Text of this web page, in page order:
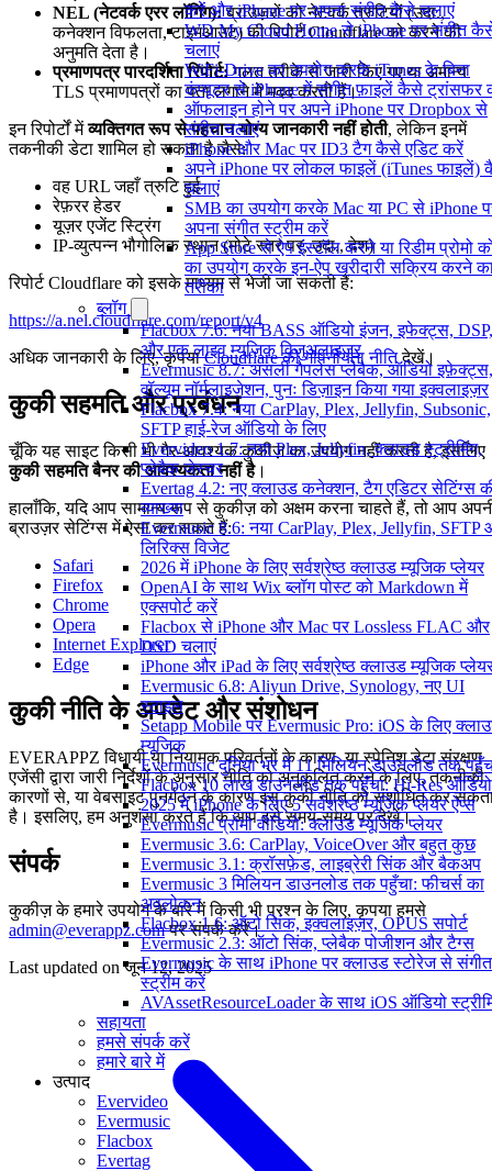
करें और iPhone पर अपना संगीत कैसे चलाएं
WD My Cloud Home से iPhone पर संगीत
चलाएं
WiFi-Drive का उपयोग करके iTunes के बिना
कंप्यूटर से iPhone में संगीत फ़ाइलें कैसे ट्रांसफर
ऑफलाइन होने पर अपने iPhone पर Dropbox से
संगीत चलाएं
iPhone और Mac पर ID3 टैग कैसे एडिट करें
अपने iPhone पर लोकल फाइलें (iTunes फाइलें)
चलाएं
SMB का उपयोग करके Mac या PC से iPhone
अपना संगीत स्ट्रीम करें
App Store से ऐप इंस्टॉल करने या रिडीम प्रोमो
का उपयोग करके इन-ऐप खरीदारी सक्रिय करने
तरीका
ब्लॉग
Flacbox 7.6: नया BASS ऑडियो इंजन, इफेक्ट्स, DSP,
और एक लाइव म्यूज़िक विज़ुअलाइज़र
Evermusic 8.7: असली गैपलेस प्लेबैक, ऑडियो इफ़ेक्ट्स,
वॉल्यूम नॉर्मलाइज़ेशन, पुनः डिज़ाइन किया गया इक्वलाइज़र
Flacbox 7.4: नया CarPlay, Plex, Jellyfin, Subsonic,
SFTP हाई-रेज ऑडियो के लिए
Evervideo 1.7: नया Plex, Jellyfin, क्लाउड स्ट्रीमिंग,
प्लेबैक जेस्चर
Evertag 4.2: नए क्लाउड कनेक्शन, टैग एडिटर सेटिंग्स
व्याख्या
Evermusic 8.6: नया CarPlay, Plex, Jellyfin, SFTP
लिरिक्स विजेट
2026 में iPhone के लिए सर्वश्रेष्ठ क्लाउड म्यूजिक प्लेयर
OpenAI के साथ Wix ब्लॉग पोस्ट को Markdown में
एक्सपोर्ट करें
Flacbox से iPhone और Mac पर Lossless FLAC और
DSD चलाएं
iPhone और iPad के लिए सर्वश्रेष्ठ क्लाउड म्यूजिक
Evermusic 6.8: Aliyun Drive, Synology, नए UI
स्टाइल
Setapp Mobile पर Evermusic Pro: iOS के लिए
म्यूजिक
Evermusic दुनिया भर में 11 मिलियन डाउनलोड तक
Flacbox 10 लाख डाउनलोड तक पहुँचा: Hi-Res ऑडियो
2025 में iPhone के लिए 5 सर्वश्रेष्ठ म्यूज़िक प्लेयर ऐप्स
Evermusic प्रोमो वीडियो: क्लाउड म्यूजिक प्लेयर
Evermusic 3.6: CarPlay, VoiceOver और बहुत कुछ
Evermusic 3.1: क्रॉसफ़ेड, लाइब्रेरी सिंक और बैकअप
Evermusic 3 मिलियन डाउनलोड तक पहुँचा: फीचर्स का
अवलोकन
Flacbox 1.6: ऑटो सिंक, इक्वलाइज़र, OPUS सपोर्ट
Evermusic 2.3: ऑटो सिंक, प्लेबैक पोजीशन और टैग्स
Evermusic के साथ iPhone पर क्लाउड स्टोरेज से संगीत
स्ट्रीम करें
AVAssetResourceLoader के साथ iOS ऑडियो
सहायता
हमसे संपर्क करें
हमारे बारे में
उत्पाद
Evervideo
Evermusic
Flacbox
Evertag
NEL (नेटवर्क एरर लॉगिंग):ब्राउज़रों को नेटवर्क त्रुटियों (उदा.,
कनेक्शन विफलता, टाइमआउट) की रिपोर्ट Cloudflare को करने की
अनुमति देता है।
प्रमाणपत्र पारदर्शिता रिपोर्ट:गलत तरीके से जारी किए गए या अमान्य
TLS प्रमाणपत्रों का पता लगाने में मदद करती हैं।
इन रिपोर्टों मेंव्यक्तिगत रूप से पहचान योग्य जानकारी नहीं होती, लेकिन इनमें
तकनीकी डेटा शामिल हो सकता है जैसे:
वह URL जहाँ त्रुटि हुई
रेफ़रर हेडर
यूज़र एजेंट स्ट्रिंग
IP-व्युत्पन्न भौगोलिक स्थान (मोटे स्तर पर, उदा., देश)
रिपोर्ट Cloudflare को इसके माध्यम से भेजी जा सकती हैं:
https://a.nel.cloudflare.com/report/v4
अधिक जानकारी के लिए, कृपयाCloudflare की गोपनीयता नीतिदेखें।
कुकी सहमति और प्रबंधन
चूँकि यह साइट किसी भी गैर-आवश्यक कुकीज़ का उपयोग नहीं करती है, इसलिए
कुकी सहमति बैनर की आवश्यकता नहीं है।
हालाँकि, यदि आप सामान्य रूप से कुकीज़ को अक्षम करना चाहते हैं, तो आप
ब्राउज़र सेटिंग्स में ऐसा कर सकते हैं:
Safari
Firefox
Chrome
Opera
Internet Explorer
Edge
कुकी नीति के अपडेट और संशोधन
EVERAPPZ विधायी या नियामक परिवर्तनों के कारण, या स्पेनिश डेटा संरक्षण
एजेंसी द्वारा जारी निर्देशों के अनुसार नीति को अनुकूलित करने के लिए, तकनीकी
कारणों से, या वेबसाइट पुनर्गठन के कारण इस कुकी नीति को संशोधित कर
है। इसलिए, हम अनुशंसा करते हैं कि आप इसे समय-समय पर देखें।
संपर्क
कुकीज़ के हमारे उपयोग के बारे में किसी भी प्रश्न के लिए, कृपया हमसे
admin@everappz.comपर संपर्क करें।
Last updated onजून 12, 2025